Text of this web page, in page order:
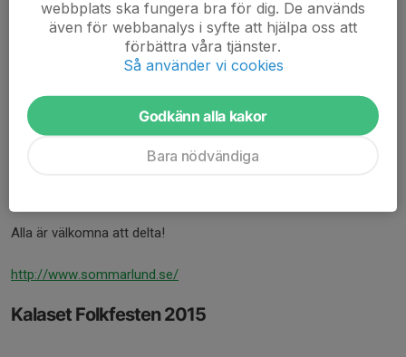
I år är capoeiran på turné tillsammans med sommarlund och vi
kommer hålla i capoeira -prova på på följande platser och tider;
2/7 (Genarpsbadet)
9/7 (Dalbybadet),
Alla är välkomna att delta!
http://www.sommarlund.se/
Kalaset Folkfesten 2015
webbplats ska fungera bra för dig. De används
även för webbanalys i syfte att hjälpa oss att
förbättra våra tjänster.
Så använder vi cookies
Godkänn alla kakor
Bara nödvändiga